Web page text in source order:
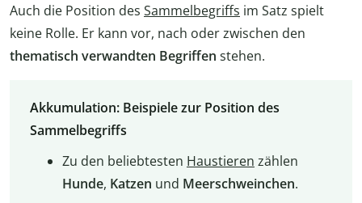
Auch die Position des Sammelbegriffs im Satz spielt
keine Rolle. Er kann vor, nach oder zwischen den
thematisch verwandten Begriffen stehen.
Akkumulation: Beispiele zur Position des
Sammelbegriffs
Zu den beliebtesten Haustieren zählen
Hunde, Katzen und Meerschweinchen.